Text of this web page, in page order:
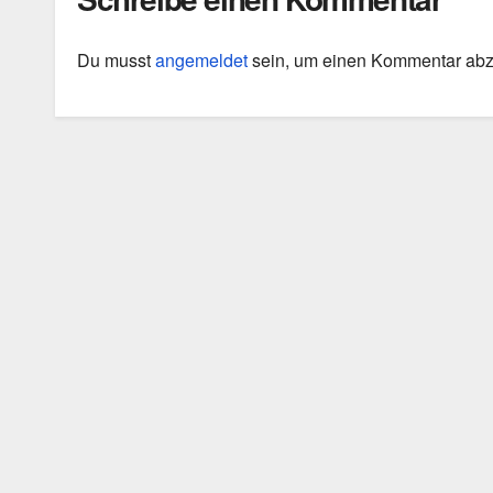
Du musstangemeldetsein, um einen Kommentar